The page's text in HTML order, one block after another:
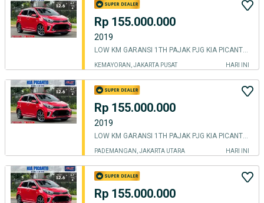
Rp 155.000.000
2019
LOW KM GARANSI 1TH PAJAK PJG KIA PICANTO GT LINE 2019 MATIC 1.2
KEMAYORAN, JAKARTA PUSAT HARI INI
Rp 155.000.000
2019
LOW KM GARANSI 1TH PAJAK PJG KIA PICANTO GT LINE 2019 MATIC 1.2
PADEMANGAN, JAKARTA UTARA HARI INI
Rp 155.000.000